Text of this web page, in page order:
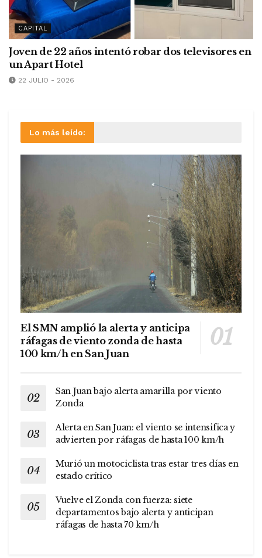
CAPITAL
Joven de 22 años intentó robar dos televisores en
un Apart Hotel
22 JULIO - 2026
Lo más leído:
El SMN amplió la alerta y anticipa
ráfagas de viento zonda de hasta
100 km/h en San Juan
San Juan bajo alerta amarilla por viento
Zonda
Alerta en San Juan: el viento se intensifica y
advierten por ráfagas de hasta 100 km/h
Murió un motociclista tras estar tres días en
estado crítico
Vuelve el Zonda con fuerza: siete
departamentos bajo alerta y anticipan
ráfagas de hasta 70 km/h